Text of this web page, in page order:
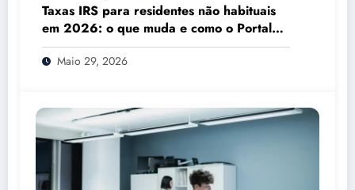
Taxas IRS para residentes não habituais
em 2026: o que muda e como o Portal
das Finanças pode ajudar
Maio 29, 2026